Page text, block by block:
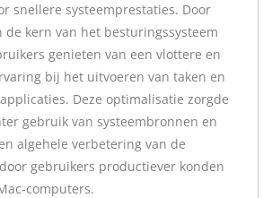
snellere systeemprestaties. Door
kern van het besturingssysteem
genieten van een vlottere en
bij het uitvoeren van taken en
Deze optimalisatie zorgde
gebruik van systeembronnen en
algehele verbetering van de
gebruikers productiever konden
computers.